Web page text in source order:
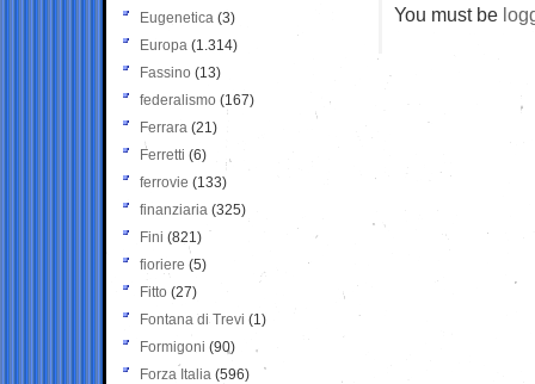
You must be
Eugenetica (3)
Europa (1.314)
Fassino (13)
federalismo (167)
Ferrara (21)
Ferretti (6)
ferrovie (133)
finanziaria (325)
Fini (821)
fioriere (5)
Fitto (27)
Fontana di Trevi (1)
Formigoni (90)
Forza Italia (596)